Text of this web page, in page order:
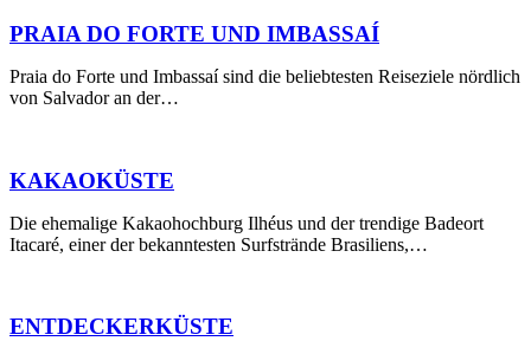
PRAIA DO FORTE UND IMBASSAÍ
Praia do Forte und Imbassaí sind die beliebtesten Reiseziele nördlich
von Salvador an der…
KAKAOKÜSTE
Die ehemalige Kakaohochburg Ilhéus und der trendige Badeort
Itacaré, einer der bekanntesten Surfstrände Brasiliens,…
ENTDECKERKÜSTE